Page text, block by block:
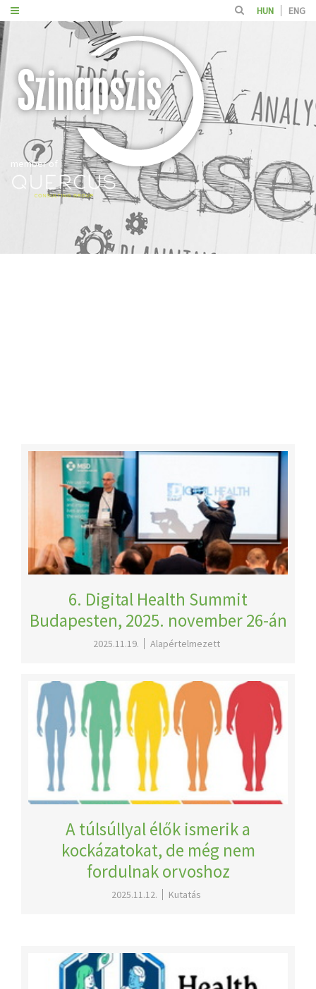
HUN ENG
member of
6. Digital Health Summit
Budapesten, 2025. november 26-án
2025.11.19. Alapértelmezett
A túlsúllyal élők ismerik a
kockázatokat, de még nem
fordulnak orvoshoz
2025.11.12. Kutatás